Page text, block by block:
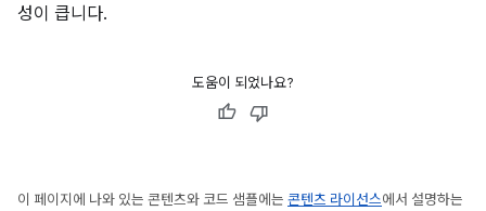
성이 큽니다.
도움이 되었나요?
이 페이지에 나와 있는 콘텐츠와 코드 샘플에는 콘텐츠 라이선스에서 설명하는